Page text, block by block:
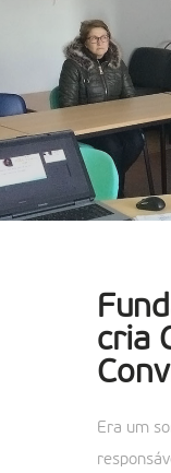
cria
Era um